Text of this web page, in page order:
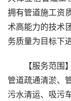
拥有管道施工资
术高能力的技术
务质量为目标下
【服务范围】
管道疏通清淤、
污水清运、吸污